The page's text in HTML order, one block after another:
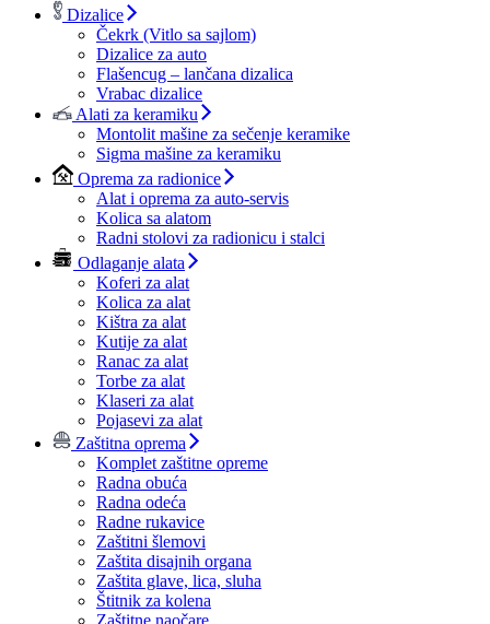
Dizalice
Čekrk (Vitlo sa sajlom)
Dizalice za auto
Flašencug – lančana dizalica
Vrabac dizalice
Alati za keramiku
Montolit mašine za sečenje keramike
Sigma mašine za keramiku
Oprema za radionice
Alat i oprema za auto-servis
Kolica sa alatom
Radni stolovi za radionicu i stalci
Odlaganje alata
Koferi za alat
Kolica za alat
Kištra za alat
Kutije za alat
Ranac za alat
Torbe za alat
Klaseri za alat
Pojasevi za alat
Zaštitna oprema
Komplet zaštitne opreme
Radna obuća
Radna odeća
Radne rukavice
Zaštitni šlemovi
Zaštita disajnih organa
Zaštita glave, lica, sluha
Štitnik za kolena
Zaštitne naočare